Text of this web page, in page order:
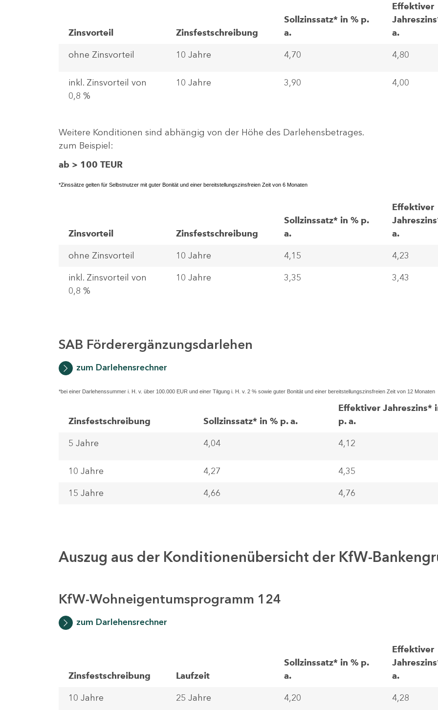
Zinsvorteil Zinsfestschreibung
Sollzinssatz* in % p.
a.
Effektiver
a.
ohne Zinsvorteil 10 Jahre 4,70 4,80
inkl. Zinsvorteil von
0,8 %
10 Jahre 3,90 4,00
Weitere Konditionen sind abhängig von der Höhe des Darlehensbetrages.
zum Beispiel:
ab > 100 TEUR
*Zinssätze gelten für Selbstnutzer mit guter Bonität und einer bereitstellungszinsfreien Zeit von 6 Monaten
Zinsvorteil Zinsfestschreibung
Sollzinssatz* in % p.
a.
Effektiver
a.
ohne Zinsvorteil 10 Jahre 4,15 4,23
inkl. Zinsvorteil von
0,8 %
10 Jahre 3,35 3,43
SAB Förderergänzungsdarlehen
zum Darlehensrechner
*bei einer Darlehenssummer i. H. v. über 100.000 EUR und einer Tilgung i. H. v. 2 % sowie guter Bonität und einer bereitstellungszinsfreien Zeit von 12 Monaten
Zinsfestschreibung Sollzinssatz* in % p. a.
Effektiver Jahreszins*
p. a.
5 Jahre 4,04 4,12
10 Jahre 4,27 4,35
15 Jahre 4,66 4,76
Auszug aus der Konditionenübersicht der KfW-
KfW-Wohneigentumsprogramm 124
zum Darlehensrechner
Zinsfestschreibung Laufzeit
Sollzinssatz* in % p.
a.
Effektiver
a.
10 Jahre 25 Jahre 4,20 4,28